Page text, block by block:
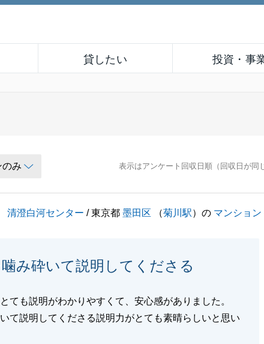
貸したい 投資・事
表示はアンケート回収日順（回収日が同
清澄白河センター / 東京都墨田区 （菊川駅）の マンション
み砕いて説明してくださる
ても説明がわかりやすくて、安心感がありました。
て説明してくださる説明力がとても素晴らしいと思い